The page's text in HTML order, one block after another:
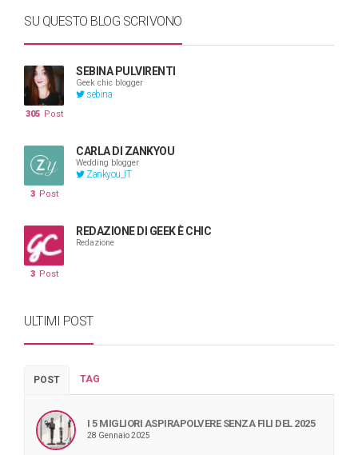
SU QUESTO BLOG SCRIVONO
SEBINA PULVIRENTI
Geek chic blogger
sebina
305 Post
CARLA DI ZANKYOU
Wedding blogger
Zankyou_IT
3 Post
REDAZIONE DI GEEK È CHIC
Redazione
3 Post
ULTIMI POST
POST TAG
I 5 MIGLIORI ASPIRAPOLVERE SENZA FILI DEL 2025
28 Gennaio 2025